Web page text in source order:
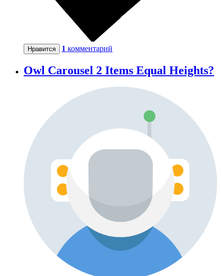
Нравится 1 комментарий
Owl Carousel 2 Items Equal Heights?